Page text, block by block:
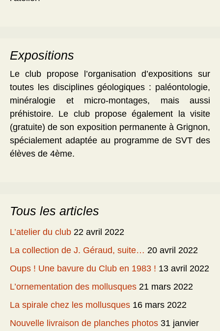
Expositions
Le club propose l’organisation d’expositions sur
toutes les disciplines géologiques : paléontologie,
minéralogie et micro-montages, mais aussi
préhistoire. Le club propose également la visite
(gratuite) de son exposition permanente à Grignon,
spécialement adaptée au programme de SVT des
élèves de 4ème.
Tous les articles
L’atelier du club 22 avril 2022
La collection de J. Géraud, suite… 20 avril 2022
Oups ! Une bavure du Club en 1983 ! 13 avril 2022
L’ornementation des mollusques 21 mars 2022
La spirale chez les mollusques 16 mars 2022
Nouvelle livraison de planches photos 31 janvier